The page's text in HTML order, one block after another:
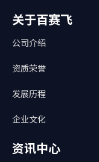
关于百赛飞
公司介绍
资质荣誉
发展历程
企业文化
资讯中心